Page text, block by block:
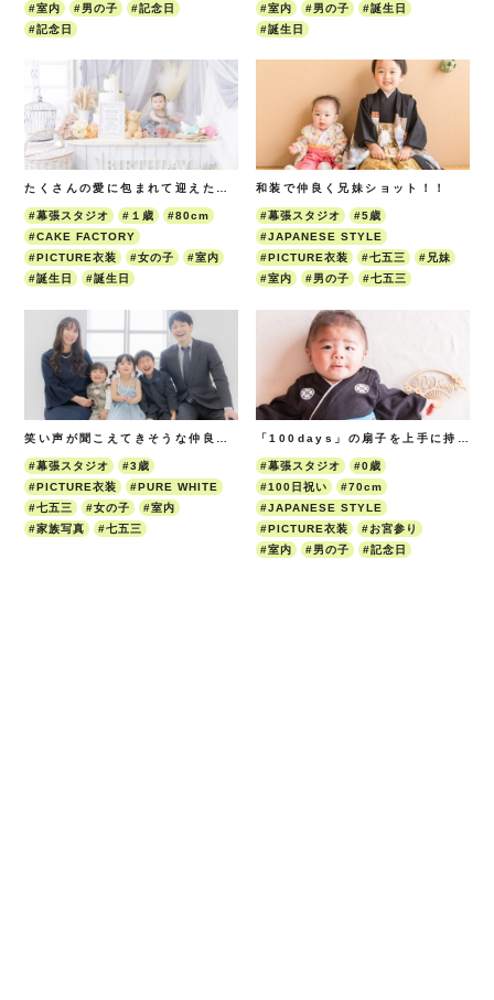
#室内
#男の子
#記念日
#記念日
#室内
#男の子
#誕生日
#誕生日
たくさんの愛に包まれて迎えた最初の記念日☆
#幕張スタジオ #１歳
#80cm
#CAKE FACTORY
#PICTURE衣装
#女の子
#室内
#誕生日
#誕生日
和装で仲良く兄妹ショット！！
#幕張スタジオ
#5歳
#JAPANESE STYLE
#PICTURE衣装
#七五三
#兄妹
#室内
#男の子 #七五三
#幕張スタジオ
#3歳
#PICTURE衣装
#PURE WHITE
#七五三
#女の子
#室内
#家族写真
#七五三
#幕張スタジオ
#0歳
#100日祝い
#70cm
#JAPANESE STYLE
#PICTURE衣装
#お宮参り
#室内
#男の子 #記念日